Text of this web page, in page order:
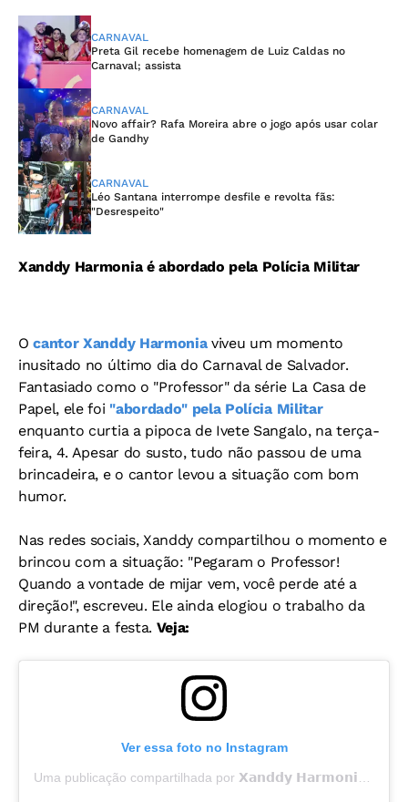
CARNAVAL
Preta Gil recebe homenagem de Luiz Caldas no
Carnaval; assista
CARNAVAL
Novo affair? Rafa Moreira abre o jogo após usar colar
de Gandhy
CARNAVAL
Léo Santana interrompe desfile e revolta fãs:
"Desrespeito"
Xanddy Harmonia é abordado pela Polícia Militar
Ocantor Xanddy Harmoniaviveu um momento
inusitado no último dia do Carnaval de Salvador.
Fantasiado como o "Professor" da série La Casa de
Papel, ele foi "abordado" pela Polícia Militar
enquanto curtia a pipoca de Ivete Sangalo, na terça-
feira, 4. Apesar do susto, tudo não passou de uma
brincadeira, e o cantor levou a situação com bom
humor.
Nas redes sociais, Xanddy compartilhou o momento e
brincou com a situação: "Pegaram o Professor!
Quando a vontade de mijar vem, você perde até a
direção!", escreveu. Ele ainda elogiou o trabalho da
PM durante a festa. Veja:
Ver essa foto no Instagram